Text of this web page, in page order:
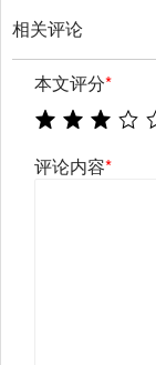
相关评论
本文评分*
评论内容*